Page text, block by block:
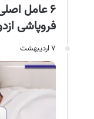
۶ عامل
فروپاشی
۷ اردیبهشت